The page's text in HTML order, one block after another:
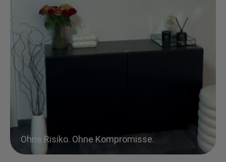
Ohne Risiko. Ohne Kompromisse.